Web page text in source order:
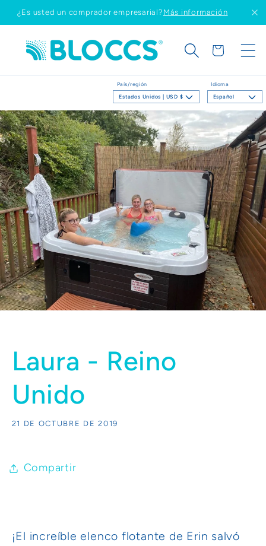
directamente
¿Es usted un comprador empresarial? Más información
País/región
Estados Unidos | USD $
Idioma
Español
Carrito
Laura - Reino
Unido
21 DE OCTUBRE DE 2019
Compartir
¡El increíble elenco flotante de Erin salvó